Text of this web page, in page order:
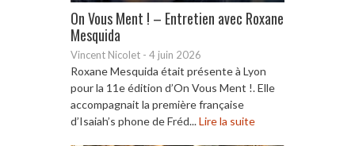
On Vous Ment ! – Entretien avec Roxane
Mesquida
Vincent Nicolet - 4 juin 2026
Roxane Mesquida était présente à Lyon
pour la 11e édition d’On Vous Ment !. Elle
accompagnait la première française
d’Isaiah’s phone de Fréd...Lire la suite